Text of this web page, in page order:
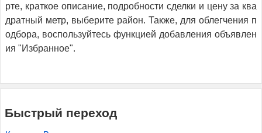
рте, краткое описание, подробности сделки и цену за ква
дратный метр, выберите район. Также, для облегчения п
одбора, воспользуйтесь функцией добавления объявлен
ия "Избранное".
Быстрый переход